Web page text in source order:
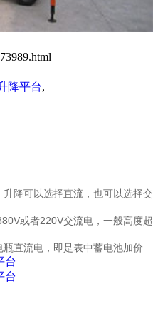
降平台,
降可以选择直流，也可以选择交
或者220V交流电，一般高度超
直流电，即是表中蓄电池加价
台
台